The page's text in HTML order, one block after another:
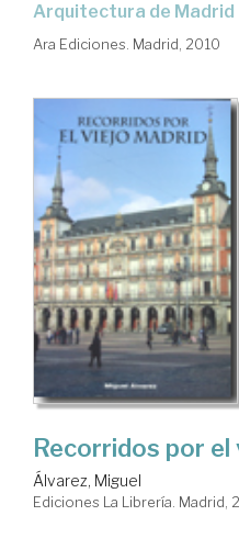
arquitectura de Madrid
Ara Ediciones. Madrid, 2010
Recorridos por el
Álvarez, Miguel
Ediciones La Librería. Madrid,